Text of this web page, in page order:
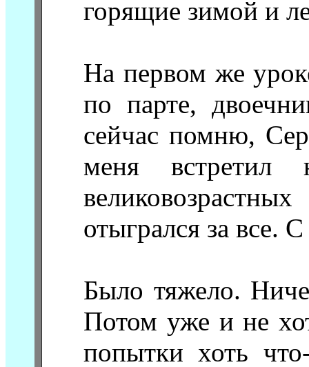
горящие зимой и
На первом же
по парте,
сейчас помню,
меня встретил
отыгрался за все.
Было тяжело.
Потом уже и не
попытки хоть